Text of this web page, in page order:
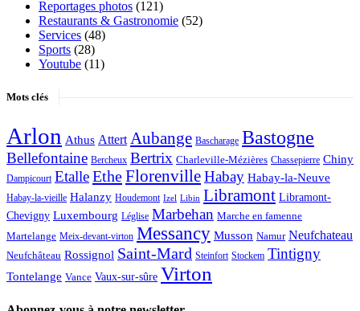
Reportages photos (121)
Restaurants & Gastronomie (52)
Services (48)
Sports (28)
Youtube (11)
Mots clés
Arlon Athus Attert Aubange Bascharage Bastogne
Bellefontaine Bercheux Bertrix Charleville-Mézières Chassepierre Chiny
Dampicourt EtalleEtheFlorenvilleHabay Habay-la-Neuve
Habay-la-vieille Halanzy Houdemont Izel Libin Libramont Libramont-
Chevigny Luxembourg Léglise Marbehan Marche en famenne
Martelange Meix-devant-virton Messancy Musson Namur Neufchateau
Neufchâteau Rossignol Saint-Mard Steinfort Stockem Tintigny
Tontelange Vance Vaux-sur-sûre Virton